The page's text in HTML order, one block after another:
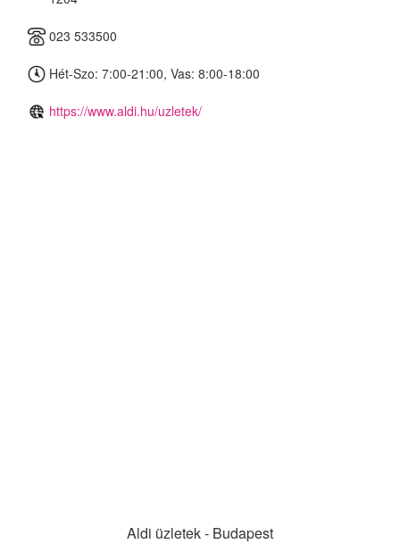
023 533500
Hét-Szo: 7:00-21:00, Vas: 8:00-18:00
https://www.aldi.hu/uzletek/
Aldi üzletek - Budapest